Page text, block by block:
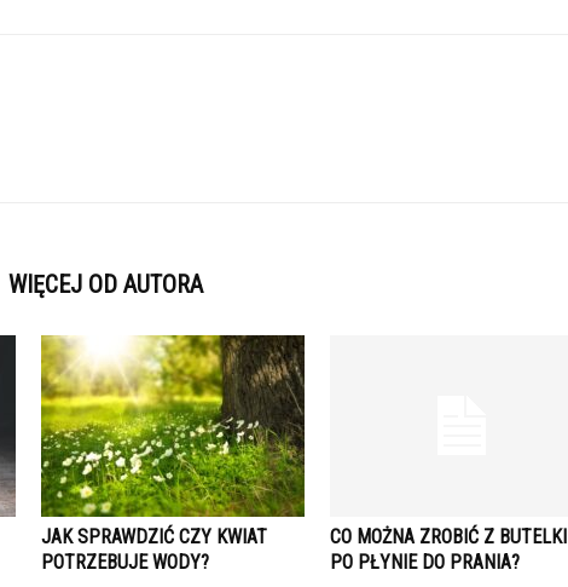
WIĘCEJ OD AUTORA
JAK SPRAWDZIĆ CZY KWIAT
POTRZEBUJE WODY?
CO MOŻNA ZROBIĆ Z BUTELKI
PO PŁYNIE DO PRANIA?